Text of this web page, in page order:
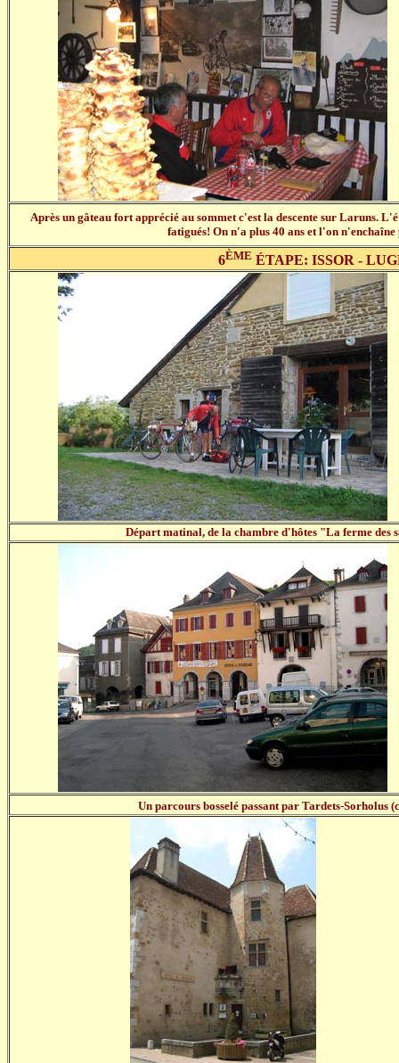
Après un gâteau fort apprécié au sommet c'est la descente sur Laruns.
fatigués! On n'a plus 40 ans et l'on
6ÈME ÉTAPE: ISSOR -
Départ matinal, de la chambre d'hôtes "La ferme des
Un parcours bosselé passant par Tardets-